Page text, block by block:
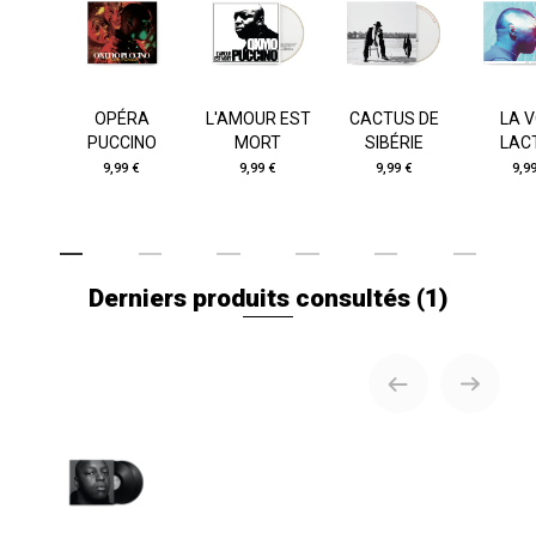
OPÉRA
PUCCINO
9,99 €
L'AMOUR EST
MORT
9,99 €
CACTUS DE
SIBÉRIE
9,99 €
LA
Derniers produits consultés (1)